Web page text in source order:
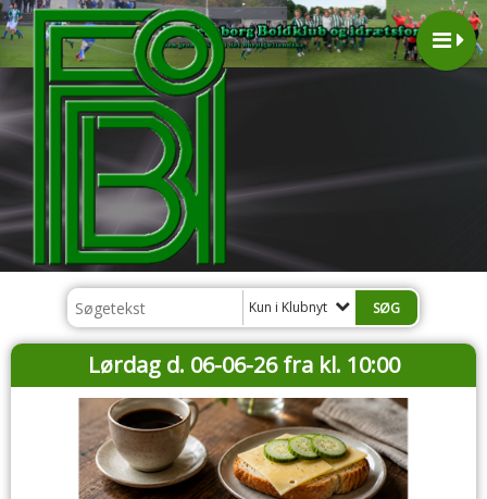
Kun i Klubnyt
Lørdag d. 06-06-26 fra kl. 10:00